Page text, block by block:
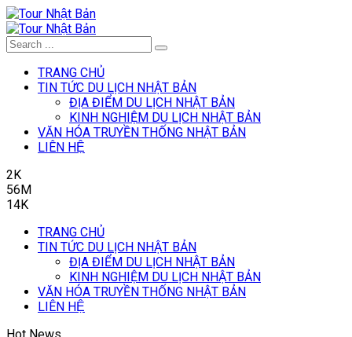
TRANG CHỦ
TIN TỨC DU LỊCH NHẬT BẢN
ĐỊA ĐIỂM DU LỊCH NHẬT BẢN
KINH NGHIỆM DU LỊCH NHẬT BẢN
VĂN HÓA TRUYỀN THỐNG NHẬT BẢN
LIÊN HỆ
2K
56M
14K
TRANG CHỦ
TIN TỨC DU LỊCH NHẬT BẢN
ĐỊA ĐIỂM DU LỊCH NHẬT BẢN
KINH NGHIỆM DU LỊCH NHẬT BẢN
VĂN HÓA TRUYỀN THỐNG NHẬT BẢN
LIÊN HỆ